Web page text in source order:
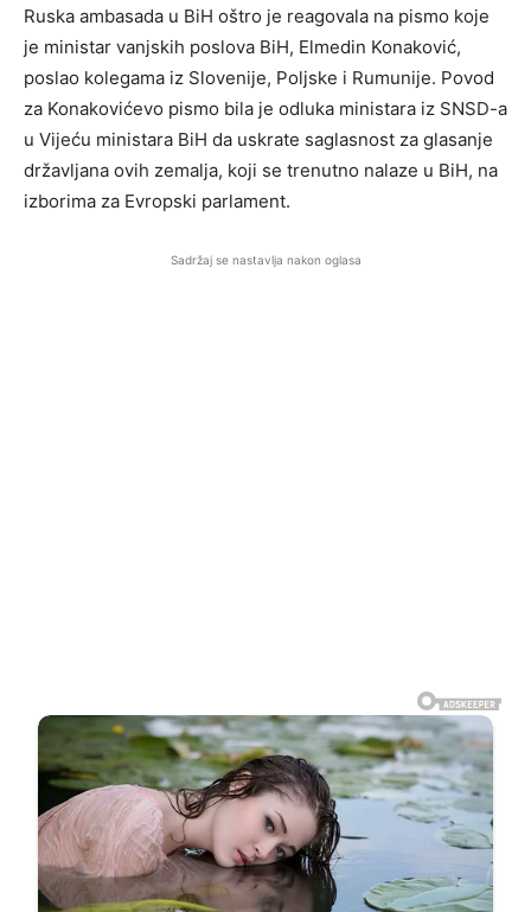
Ruska ambasada u BiH oštro je reagovala na pismo koje
je ministar vanjskih poslova BiH, Elmedin Konaković,
poslao kolegama iz Slovenije, Poljske i Rumunije. Povod
za Konakovićevo pismo bila je odluka ministara iz SNSD-a
u Vijeću ministara BiH da uskrate saglasnost za glasanje
državljana ovih zemalja, koji se trenutno nalaze u BiH, na
izborima za Evropski parlament.
Sadržaj se nastavlja nakon oglasa